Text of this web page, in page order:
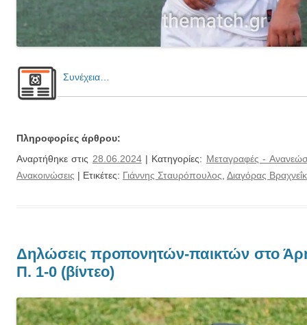
Συνέχεια…
Πληροφορίες άρθρου:
Αναρτήθηκε στις 28.06.2024| Κατηγορίες: Μεταγραφές -
Ανακοινώσεις | Ετικέτες: Γιάννης Σταυρόπουλος Διαγόρας
Δηλώσεις προπονητών-παικτών στο
Π. 1-0 (βίντεο)